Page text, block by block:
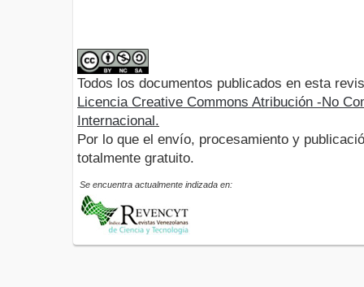
Todos los documentos publicados en esta
Licencia Creative Commons Atribución -No
Internacional.
Por lo que el envío, procesamiento y
totalmente gratuito.
Se encuentra actualmente indizada en: